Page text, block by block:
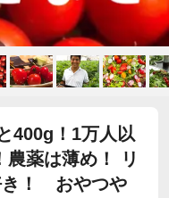
400g！1万人以
薬は薄め！ リ
き！ おやつや